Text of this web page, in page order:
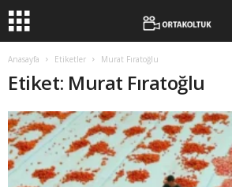
Anasayfa Etiketler Murat Fıratoğlu
Etiket: Murat Fıratoğlu